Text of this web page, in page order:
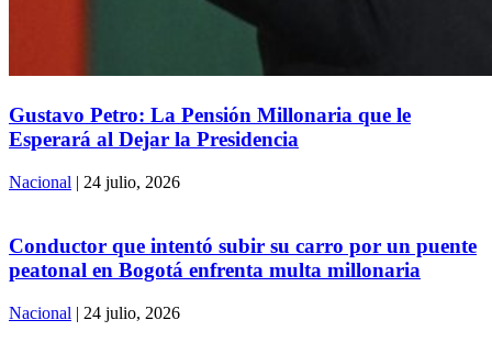
Gustavo Petro: La Pensión Millonaria que le
Esperará al Dejar la Presidencia
Nacional | 24 julio, 2026
Conductor que intentó subir su carro por un puente
peatonal en Bogotá enfrenta multa millonaria
Nacional | 24 julio, 2026